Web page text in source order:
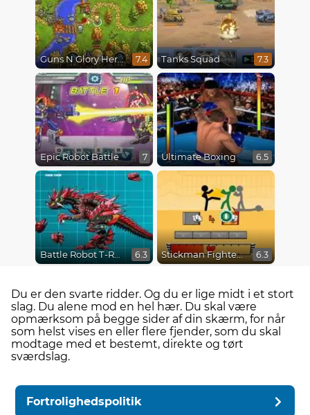
Guns N Glory Heroes 7.4 Tanks Squad 7.3
Epic Robot Battle 7 Ultimate Boxing 6.5
Battle Robot T-Rex Age 6.3 Stickman Fighter Epic Battles 6.3
Du er den svarte ridder. Og du er lige midt i et stort
slag. Du alene mod en hel hær. Du skal være
opmærksom på begge sider af din skærm, for når
som helst vises en eller flere fjender, som du skal
modtage med et bestemt, direkte og tørt
sværdslag.
Fortrolighedspolitik